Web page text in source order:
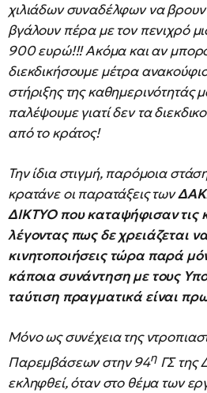
χιλιάδων συναδέλφων να βρουν
βγάλουν πέρα με τον πενιχρό
900 ευρώ!!! Ακόμα και αν
διεκδικήσουμε μέτρα
στήριξης της καθημερινότητάς
παλέψουμε γιατί δεν τα
από το κράτος!
Την ίδια στιγμή, παρόμοια
κρατάνε οι παρατάξεις των
ΔΙΚΤΥΟ που καταψήφισαν τις
λέγοντας πως δε χρειάζεται
κινητοποιήσεις τώρα παρά
κάποια συνάντηση με τους
ταύτιση πραγματικά είναι
Μόνο ως συνέχεια της
Παρεμβάσεων στην 94ηΓΣ της
εκληφθεί, όταν στο θέμα των